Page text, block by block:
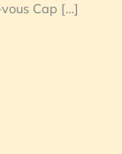
Cap […]